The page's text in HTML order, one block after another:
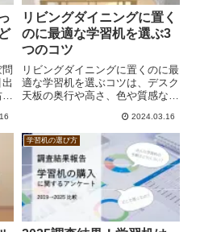
を
リビングダイニングに置く
のに最適な学習机を選ぶ3
つのコツ
リビングダイニングに置くのに最
適な学習机を選ぶコツは、デスク
天板の奥行や高さ、色や質感など
う感じにすることで、同じような
天板がひとつの空間にあるという
違和感を回避できるということで
す。逆に言うと、何でも揃えてし
まえば良いというわけじゃないと
いうことですね。
2024.03.16
学習机の選び方